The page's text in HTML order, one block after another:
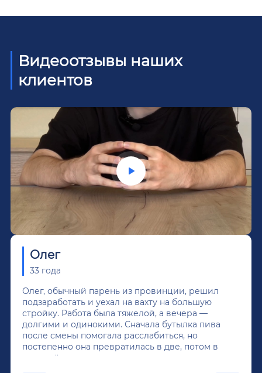
Видеоотзывы наших
клиентов
Олег
33 года
Олег, обычный парень из провинции, решил
подзаработать и уехал на вахту на большую
стройку. Работа была тяжелой, а вечера —
долгими и одинокими. Сначала бутылка пива
после смены помогала расслабиться, но
постепенно она превратилась в две, потом в
крепкий алкоголь, и вот он уже пил почти